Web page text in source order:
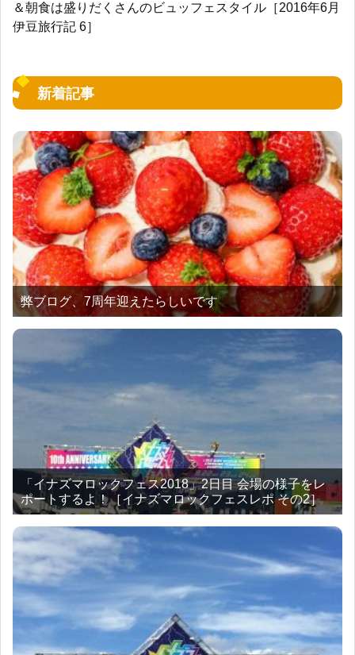
＆朝食は盛りだくさんのビュッフェスタイル［2016年6月
伊豆旅行記 6］
新着記事
弊ブログ、7周年迎えたらしいです
「イナズマロックフェス2018」2日目 会場の様子をレ
ポートするよ！［イナズマロックフェスレポ その2］